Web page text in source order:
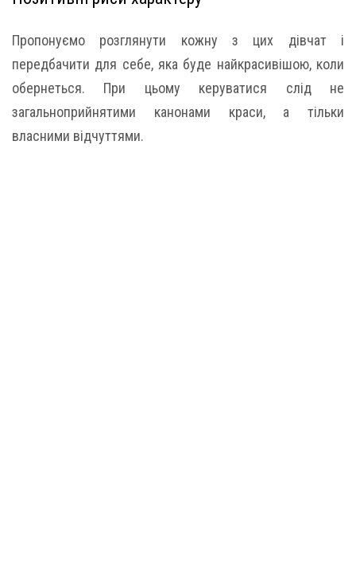
Пропонуємо розглянути кожну з цих дівчат і
передбачити для себе, яка буде найкрасивішою, коли
обернеться. При цьому керуватися слід не
загальноприйнятими канонами краси, а тільки
власними відчуттями.